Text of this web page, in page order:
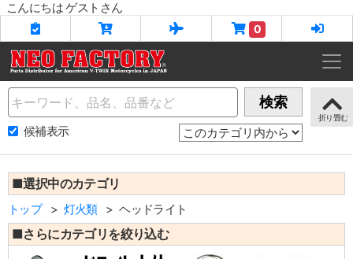
こんにちは ゲストさん
0
Name 検索
候補表示
■選択中のカテゴリ
トップ 灯火類 ヘッドライト
■さらにカテゴリを絞り込む